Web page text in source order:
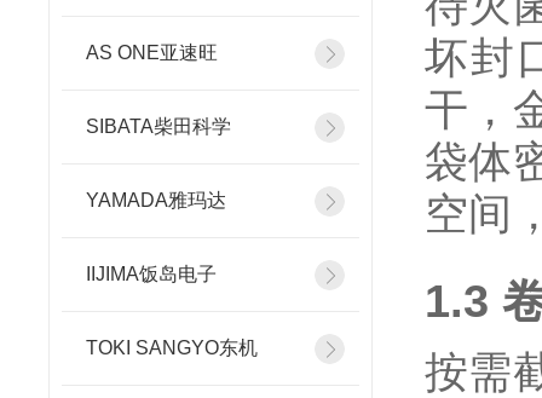
AS ONE亚速旺
SIBATA柴田科学
YAMADA雅玛达
IIJIMA饭岛电子
TOKI SANGYO东机
坏封
干，
袋体
空间
1.3
按需